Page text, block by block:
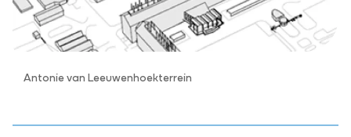
Antonie van Leeuwenhoekterrein